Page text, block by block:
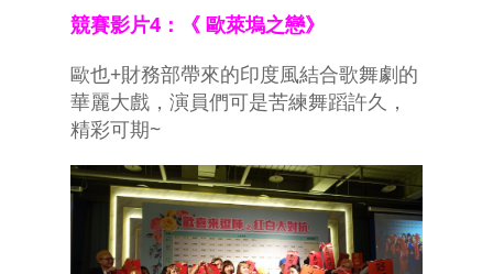
競賽影片4：《 歐萊塢之戀》
歐也+財務部帶來的印度風結合歌舞劇的
華麗大戲，演員們可是苦練舞蹈許久，
精彩可期~